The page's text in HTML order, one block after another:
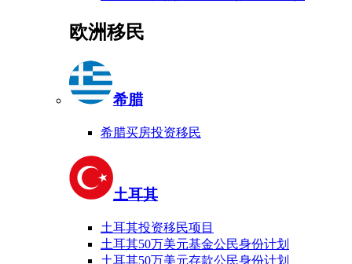
欧洲移民
希腊
希腊买房投资移民
土耳其
土耳其投资移民项目
土耳其50万美元基金公民身份计划
土耳其50万美元存款公民身份计划